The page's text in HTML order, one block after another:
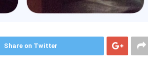
Share on Twitter